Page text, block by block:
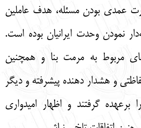
عمدی بودن مسئله، هدف عاملین
نمودن وحدت ایرانیان بوده است.
مربوط به مرمت بنا و همچنین
و هشدار دهنده پیشرفته و دیگر
برعهده گرفتند و اظهار امیدواری